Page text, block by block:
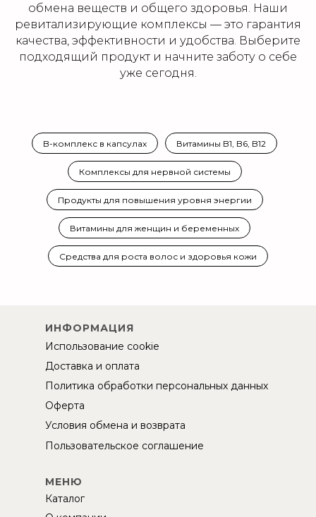
обмена веществ и общего здоровья. Наши
ревитализирующие комплексы — это гарантия
качества, эффективности и удобства. Выберите
подходящий продукт и начните заботу о себе
уже сегодня.
B-комплекс в капсулах Витамины B1, B6, B12
Комплексы для нервной системы
Продукты для повышения уровня энергии
Витамины для женщин и беременных
Средства для роста волос и здоровья кожи
МЕНЮ
ИНФОРМАЦИЯ
Доставка и оплата
Использование cookie
Каталог
Политика обработки персональных данных
Оферта
Условия обмена и возврата
Пользовательское соглашение